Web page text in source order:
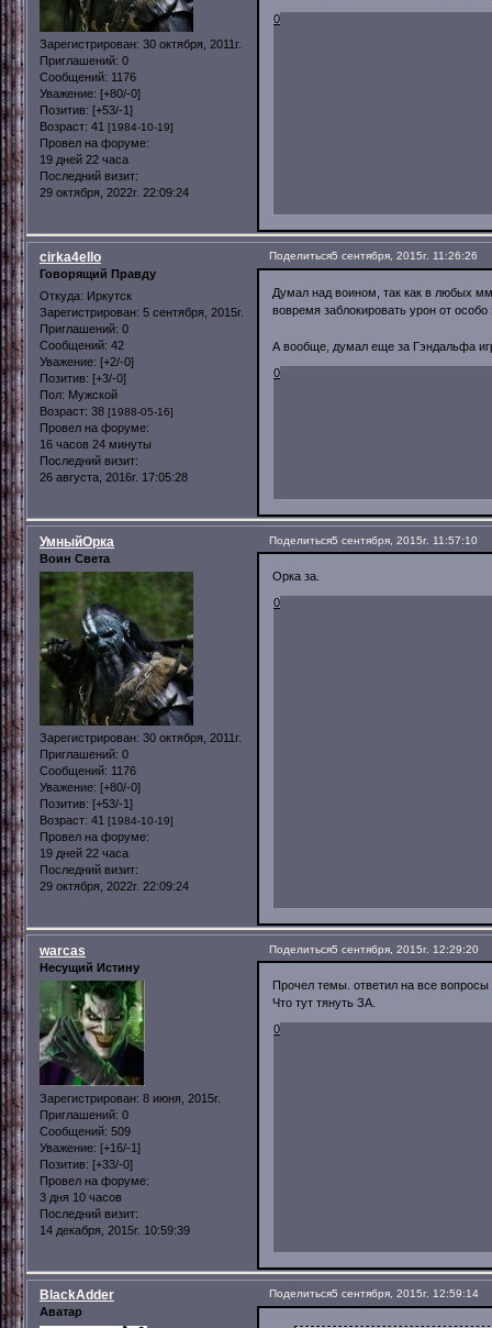
Зарегистрирован: 30 октября, 2011г.
Приглашений: 0
Сообщений: 1176
Уважение: [+80/-0]
Позитив: [+53/-1]
Возраст: 41 [1984-10-19]
Провел на форуме:
19 дней 22 часа
Последний визит:
29 октября, 2022г. 22:09:24
0
Поделиться5 сентября, 2015г. 11:26:26
cirka4ello
Говорящий Правду
Откуда: Иркутск
Зарегистрирован: 5 сентября, 2015г.
Приглашений: 0
Сообщений: 42
Уважение: [+2/-0]
Позитив: [+3/-0]
Пол: Мужской
Возраст: 38 [1988-05-16]
Провел на форуме:
16 часов 24 минуты
Последний визит:
26 августа, 2016г. 17:05:28
Думал над воином, так как в любых
вовремя заблокировать урон от
А вообще, думал еще за Гэндальфа
0
Поделиться5 сентября, 2015г. 11:57:10
УмныйОрка
Воин Света
Зарегистрирован: 30 октября, 2011г.
Приглашений: 0
Сообщений: 1176
Уважение: [+80/-0]
Позитив: [+53/-1]
Возраст: 41 [1984-10-19]
Провел на форуме:
19 дней 22 часа
Последний визит:
29 октября, 2022г. 22:09:24
Орка за.
0
Поделиться5 сентября, 2015г. 12:29:20
warcas
Несущий Истину
Зарегистрирован: 8 июня, 2015г.
Приглашений: 0
Сообщений: 509
Уважение: [+16/-1]
Позитив: [+33/-0]
Провел на форуме:
3 дня 10 часов
Последний визит:
14 декабря, 2015г. 10:59:39
Прочел темы. ответил на все вопросы
Что тут тянуть ЗА.
0
Поделиться5 сентября, 2015г. 12:59:14
BlackAdder
Аватар